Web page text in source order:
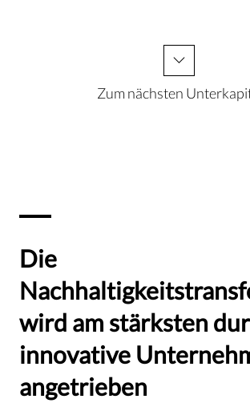
Zum nächsten
Die
wird am stärksten
innovative
angetrieben